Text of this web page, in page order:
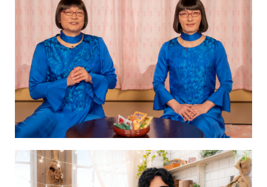
お問い合わせ
メールマガジン登録/解除